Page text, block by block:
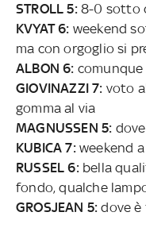
STROLL 5:8-0 sotto
KVYAT 6: weekend
ma con orgoglio si
ALBON 6: comunque
GIOVINAZZI 7: voto
gomma al via
MAGNUSSEN 5:
KUBICA 7:weekend a
RUSSEL 6:bella
fondo, qualche
GROSJEAN 5: dove è